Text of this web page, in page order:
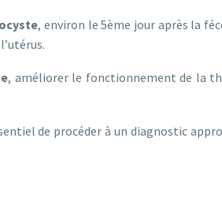
, environ le 5ème jour après la
, améliorer le fonctionnement de la
de procéder à un diagnostic